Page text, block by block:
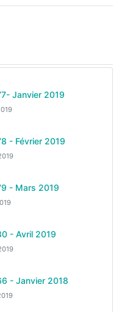
Janvier 2019
- Février 2019
- Mars 2019
- Avril 2019
- Janvier 2018